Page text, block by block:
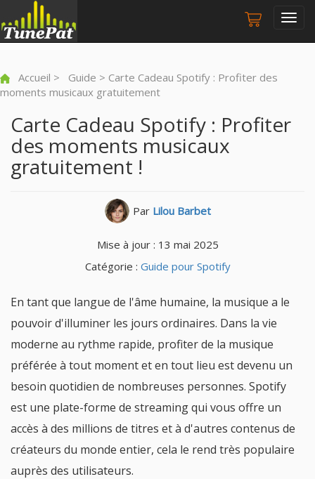
Accueil > Guide > Carte Cadeau Spotify : Profiter des
moments musicaux gratuitement
Carte Cadeau Spotify : Profiter
des moments musicaux
gratuitement !
Par Lilou Barbet
Mise à jour : 13 mai 2025
Catégorie : Guide pour Spotify
En tant que langue de l'âme humaine, la musique a le
pouvoir d'illuminer les jours ordinaires. Dans la vie
moderne au rythme rapide, profiter de la musique
préférée à tout moment et en tout lieu est devenu un
besoin quotidien de nombreuses personnes. Spotify
est une plate-forme de streaming qui vous offre un
accès à des millions de titres et à d'autres contenus de
créateurs du monde entier, cela le rend très populaire
auprès des utilisateurs.